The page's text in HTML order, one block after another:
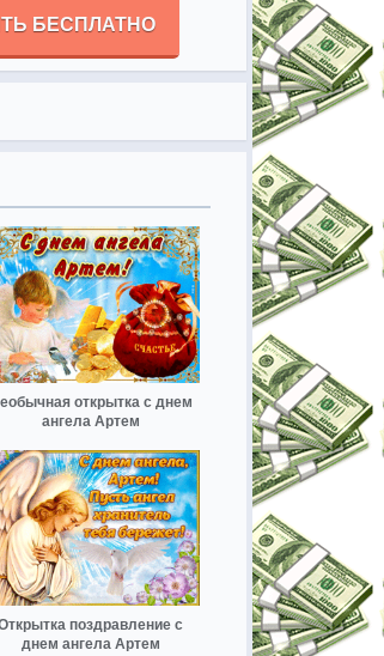
БЕСПЛАТНО
открытка с днем
ангела Артем
поздравление с
днем ангела Артем